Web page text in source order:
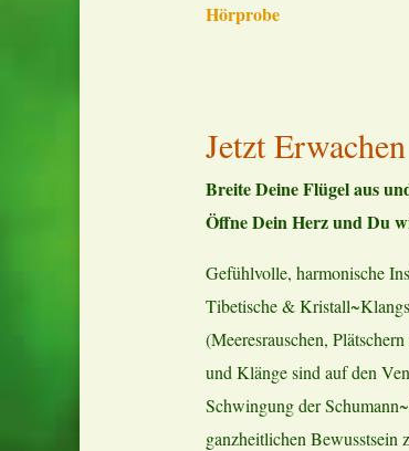
Hörprobe
Jetzt Erwachen
Breite Deine Flügel aus
Öffne Dein Herz und Du
Gefühlvolle, harmonische
Tibetische &
(Meeresrauschen,
und Klänge sind auf den
Schwingung der
ganzheitlichen Bewusstsein